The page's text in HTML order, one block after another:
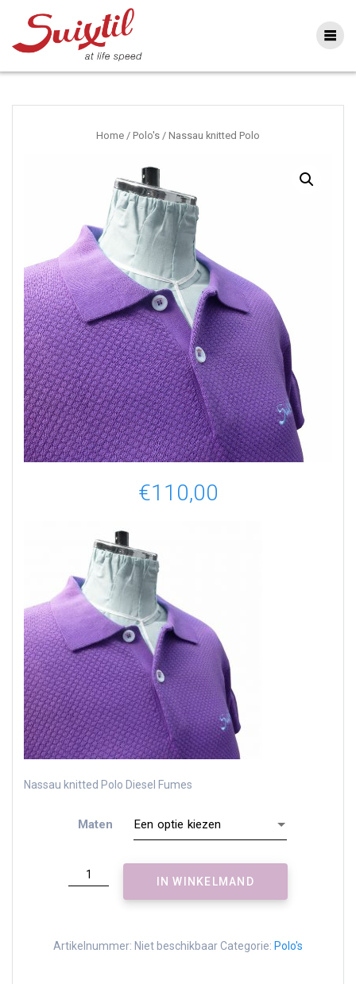
Home / Polo's / Nassau knitted Polo
€110,00
Nassau knitted Polo Diesel Fumes
Maten
Nassau
knitted
IN WINKELMAND
Artikelnummer: Niet beschikbaarCategorie: Polo's